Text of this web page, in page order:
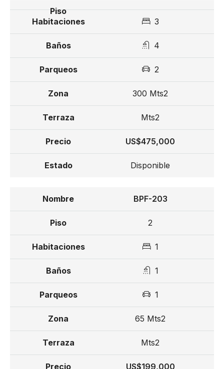
3
4
2
300 Mts2
Mts2
US$475,000
Disponible
BPF-203
2
1
1
1
65 Mts2
Mts2
US$199,000